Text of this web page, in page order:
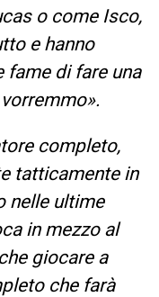
o come Isco,
e hanno
fame di fare una
completo,
tatticamente in
nelle ultime
in mezzo al
giocare a
che farà